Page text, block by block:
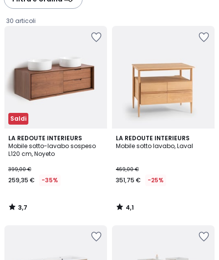
30 articoli
Saldi
LA REDOUTE INTERIEURS
Mobile sotto-lavabo sospeso
L120 cm, Noyeto
€
Invece
399,00
€
399,00 €
259,35 € -35%
3,7
/ 5
3,7
/
LA REDOUTE INTERIEURS
Mobile sotto lavabo, Laval
469,00 €
351,75 € -25%
4,1
/ 5
4,1
/